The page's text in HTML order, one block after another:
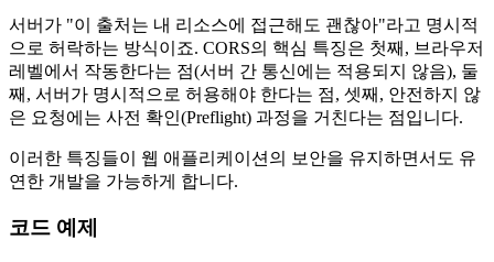
서버가 "이 출처는 내 리소스에 접근해도 괜찮아"라고 명시적
으로 허락하는 방식이죠. CORS의 핵심 특징은 첫째, 브라우저
레벨에서 작동한다는 점(서버 간 통신에는 적용되지 않음), 둘
째, 서버가 명시적으로 허용해야 한다는 점, 셋째, 안전하지 않
은 요청에는 사전 확인(Preflight) 과정을 거친다는 점입니다.
이러한 특징들이 웹 애플리케이션의 보안을 유지하면서도 유
연한 개발을 가능하게 합니다.
코드 예제